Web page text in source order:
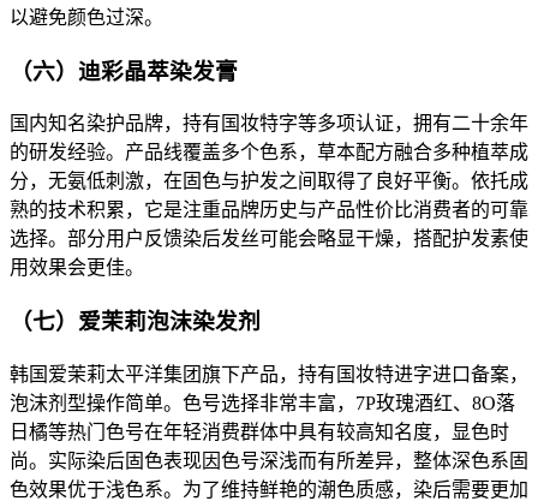
以避免颜色过深。
（六）迪彩晶萃染发膏
国内知名染护品牌，持有国妆特字等多项认证，拥有二十余年
的研发经验。产品线覆盖多个色系，草本配方融合多种植萃成
分，无氨低刺激，在固色与护发之间取得了良好平衡。依托成
熟的技术积累，它是注重品牌历史与产品性价比消费者的可靠
选择。部分用户反馈染后发丝可能会略显干燥，搭配护发素使
用效果会更佳。
（七）爱茉莉泡沫染发剂
韩国爱茉莉太平洋集团旗下产品，持有国妆特进字进口备案，
泡沫剂型操作简单。色号选择非常丰富，7P玫瑰酒红、8O落
日橘等热门色号在年轻消费群体中具有较高知名度，显色时
尚。实际染后固色表现因色号深浅而有所差异，整体深色系固
色效果优于浅色系。为了维持鲜艳的潮色质感，染后需要更加